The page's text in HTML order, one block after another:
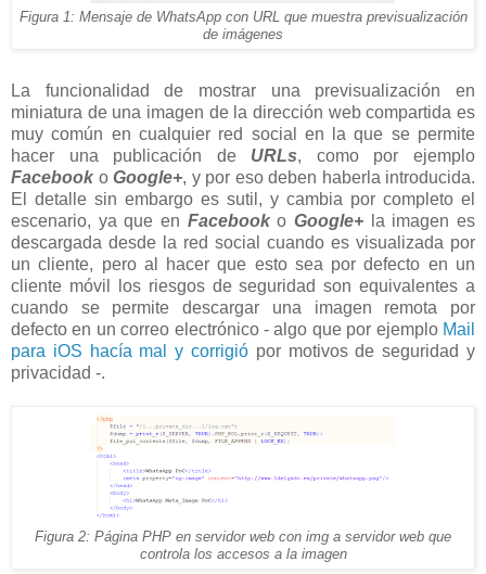
Figura 1: Mensaje de WhatsApp con URL que muestra previsualización
de imágenes
La funcionalidad de mostrar una previsualización en
miniatura de una imagen de la dirección web compartida es
muy común en cualquier red social en la que se permite
hacer una publicación de URLs, como por ejemplo
Facebook o Google+, y por eso deben haberla introducida.
El detalle sin embargo es sutil, y cambia por completo el
escenario, ya que en FacebookoGoogle+ la imagen es
descargada desde la red social cuando es visualizada por
un cliente, pero al hacer que esto sea por defecto en un
cliente móvil los riesgos de seguridad son equivalentes a
cuando se permite descargar una imagen remota por
defecto en un correo electrónico - algo que por ejemplo Mail
para iOS hacía mal y corrigió por motivos de seguridad y
privacidad -.
Figura 2: Página PHP en servidor web con img a servidor web que
controla los accesos a la imagen